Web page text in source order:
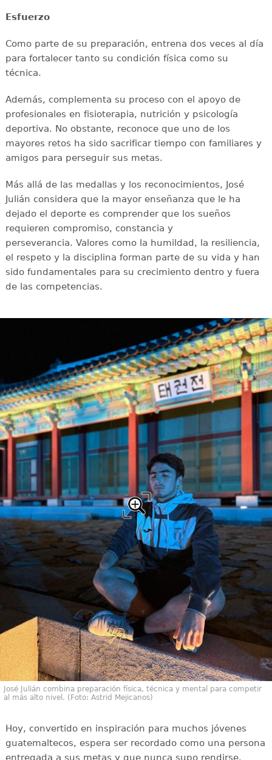
Esfuerzo
Como parte de su preparación, entrena dos veces al día
para fortalecer tanto su condición física como su
técnica.
Además, complementa su proceso con el apoyo de
profesionales en fisioterapia, nutrición y psicología
deportiva. No obstante, reconoce que uno de los
mayores retos ha sido sacrificar tiempo con familiares y
amigos para perseguir sus metas.
Más allá de las medallas y los reconocimientos, José
Julián considera que la mayor enseñanza que le ha
dejado el deporte es comprender que los sueños
requieren compromiso, constancia y
perseverancia. Valores como la humildad, la resiliencia,
el respeto y la disciplina forman parte de su vida y han
sido fundamentales para su crecimiento dentro y fuera
de las competencias.
José Julián combina preparación física, técnica y mental para competir
al más alto nivel. (Foto: Astrid Mejicanos)
Hoy, convertido en inspiración para muchos jóvenes
guatemaltecos, espera ser recordado como una persona
entregada a sus metas y que nunca supo rendirse.